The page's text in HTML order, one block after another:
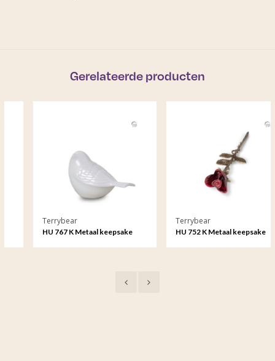
Gerelateerde producten
Terrybear
HU 767 K Metaal keepsake
Terrybear
HU 752 K Metaal keepsake